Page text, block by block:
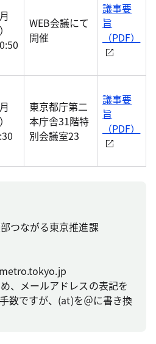
WEB会議にて
開催
議事要
旨
（PDF）
東京都庁第二
本庁舎31階特
別会議室23
議事要
旨
（PDF）
つながる東京推進課
、メールアドレスの表記を
数ですが、(at)を＠に書き換